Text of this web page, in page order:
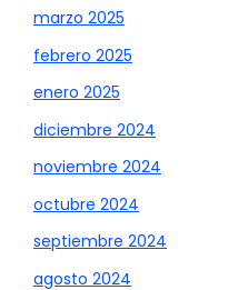
marzo 2025
febrero 2025
enero 2025
diciembre 2024
noviembre 2024
octubre 2024
septiembre 2024
agosto 2024